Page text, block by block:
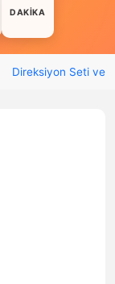
DAKIKA
Direksiyon Seti ve